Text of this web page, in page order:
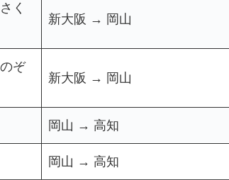
く
新大阪 → 岡山
ぞ
新大阪 → 岡山
岡山 → 高知
岡山 → 高知